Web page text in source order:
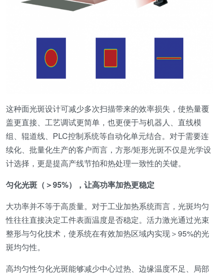
这种面光斑设计可减少多次扫描带来的效率损失，使热量覆
盖更直接、工艺调试更简单，也更便于与机器人、直线模
组、辊道线、PLC控制系统等自动化单元结合。对于需要连
续化、批量化生产的客户而言，方形/矩形光斑不仅是光学设
计选择，更是提高产线节拍和热处理一致性的关键。
匀化光斑（＞95%），让高功率加热更稳定
大功率并不等于高质量。对于工业加热系统而言，光斑均匀
性往往直接决定工件表面温度是否稳定。活力激光通过光束
整形与匀化技术，使系统在有效加热区域内实现＞95%的光
斑均匀性。
高均匀性匀化光斑能够减少中心过热、边缘温度不足、局部